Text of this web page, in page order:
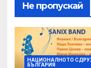
Не пропускай
НАЦИОНАЛНОТО
БЪЛГАРИЯ